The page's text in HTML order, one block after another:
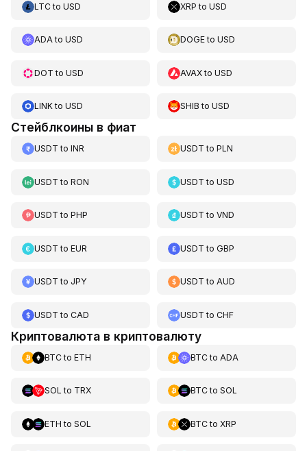
LTCto USD XRP toUSD
ADAto USD DOGEtoUSD
DOT to USD AVAXtoUSD
LINKto USD SHIB toUSD
Стейблкоины в фиат
USDT to INR USDT toPLN
USDT to RON USDT toUSD
USDT to PHP USDT toVND
USDT to EUR USDT toGBP
USDT to JPY USDT toAUD
USDT to CAD USDT toCHF
Криптовалюта в криптовалюту
BTCto ETH BTCto ADA
SOL to TRX BTCto SOL
ETH to SOL BTCto XRP